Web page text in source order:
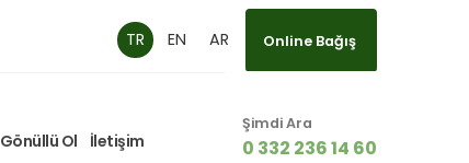
TR EN AR Online Bağış
Gönüllü Ol İletişim
Şimdi Ara
0 332 236 14 60